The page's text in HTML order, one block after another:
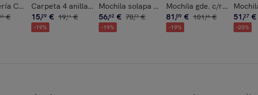
Coloreable Trolley Spidey
€
Carpeta 4 anillas 35mm c/recambio kappa "blue night"
15,29 € 19,11 €
-19%
Mochila solapa para portatil 15,6 real
56,62 € 70,77 €
-19%
Mochila gde. c/ruedas
81,09 € 101,36 €
-19%
51,27 €
-20%